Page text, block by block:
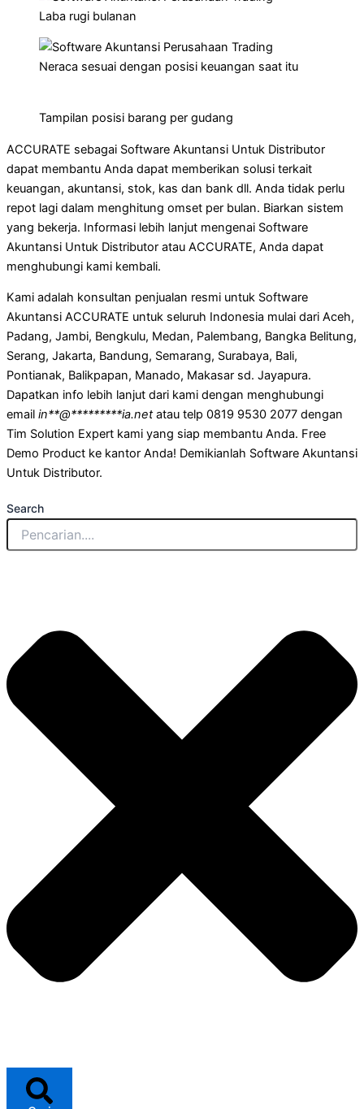
Laba rugi bulanan
Neraca sesuai dengan posisi keuangan saat itu
Tampilan posisi barang per gudang
ACCURATE sebagai Software Akuntansi Untuk Distributor
dapat membantu Anda dapat memberikan solusi terkait
keuangan, akuntansi, stok, kas dan bank dll. Anda tidak perlu
repot lagi dalam menghitung omset per bulan. Biarkan sistem
yang bekerja. Informasi lebih lanjut mengenai Software
Akuntansi Untuk Distributor atau ACCURATE, Anda dapat
menghubungi kami kembali.
Kami adalah konsultan penjualan resmi untuk Software
Akuntansi ACCURATE untuk seluruh Indonesia mulai dari Aceh,
Padang, Jambi, Bengkulu, Medan, Palembang, Bangka Belitung,
Serang, Jakarta, Bandung, Semarang, Surabaya, Bali,
Pontianak, Balikpapan, Manado, Makasar sd. Jayapura.
Dapatkan info lebih lanjut dari kami dengan menghubungi
email in**@*********ia.netatau telp 0819 9530 2077 dengan
Tim Solution Expert kami yang siap membantu Anda. Free
Demo Product ke kantor Anda! Demikianlah Software Akuntansi
Untuk Distributor.
Search